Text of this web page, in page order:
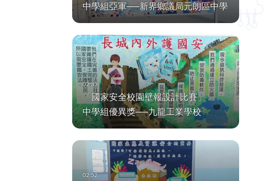
中學組亞軍──新界鄉議局元朗區中學
「國家安全校園壁報設計比賽」
中學組優異獎──九龍工業學校